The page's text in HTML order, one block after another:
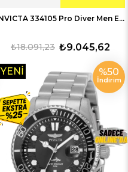
INVICTA 334105 Pro Diver Men Erkek Kol Saati
₺9.045,62
₺18.091,23
%50
İndirim
YENI